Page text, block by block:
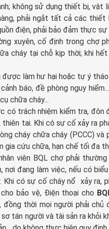
không sử dụng thiết bị, vật
phải ngắt tất cả các
điện, phải bảo đảm thực
xuyên, cố định trong chợ
cháy tại chỗ kịp thời; khi
được làm hư hại hoặc tự ý
báo, đề phòng nguy
chữa cháy...
có trách nhiệm kiểm tra,
thiên tai. Khi có sự cố xảy ra
cháy chữa cháy (PCCC)
gia cứu chữa, hạn chế tối đa
viên BQL chợ phải
nơi đang làm việc, nếu có
Khi có sự cố cháy nổ xảy ra,
bảo vệ, Điện thoại cho
, đồng thời mọi người phải
tán người và tài sản ra khỏi